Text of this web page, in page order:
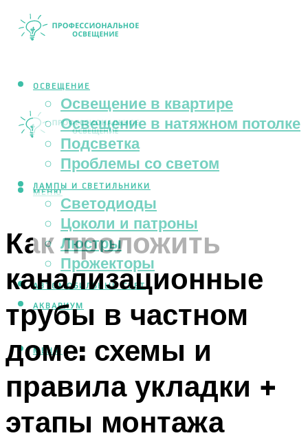
ОСВЕЩЕНИЕ
Освещение в квартире
Освещение в натяжном потолке
Подсветка
Проблемы со светом
ЛАМПЫ И СВЕТИЛЬНИКИ
Светодиоды
Цоколи и патроны
Люстры
Прожекторы
АВТОМОБИЛЬНЫЙ СВЕТ
АКВАРИУМ
МЕНЮ
МЕНЮ
Как проложить
канализационные
трубы в частном
доме: схемы и
правила укладки +
этапы монтажа